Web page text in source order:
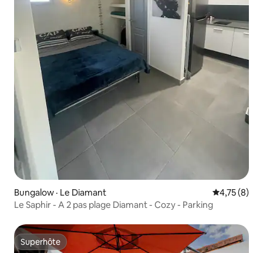
Bungalow · Le Diamant Note
4,75 (8)
Le Saphir - A 2 pas plage Diamant - Cozy - Parking
Superhôte
Superhôte